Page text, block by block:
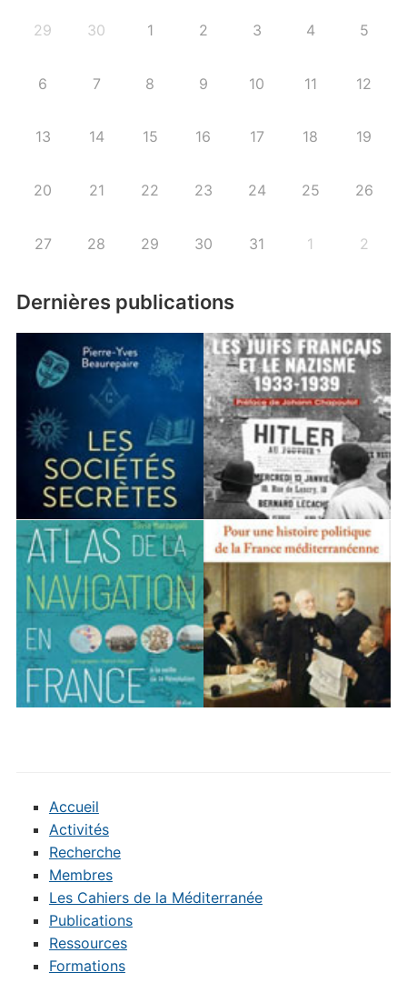
29 30 1 2 3 4 5
6 7 8 9 10 11 12
13 14 15 16 17 18 19
20 21 22 23 24 25 26
27 28 29 30 31 1 2
Dernières publications
Accueil
Activités
Recherche
Membres
Les Cahiers de la Méditerranée
Publications
Ressources
Formations